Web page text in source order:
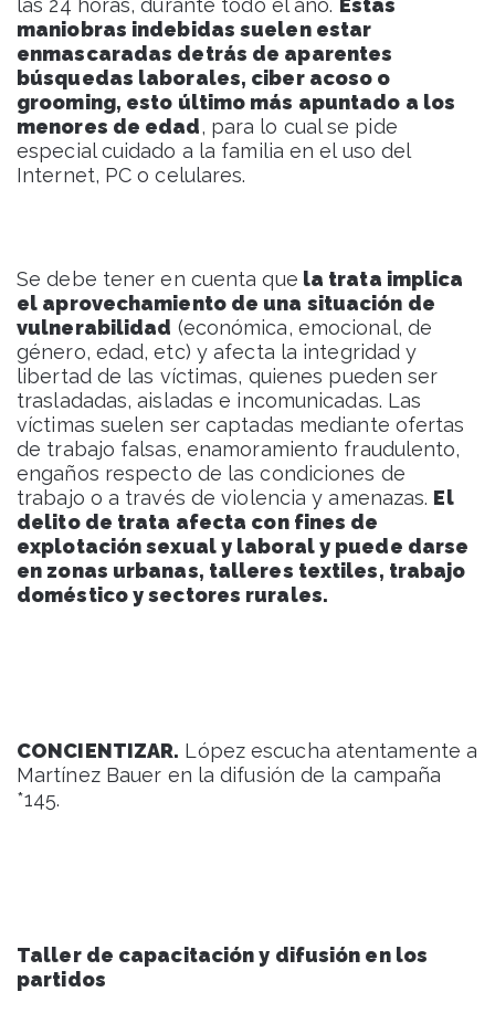
las 24 horas, durante todo el año. Estas
maniobras indebidas suelen estar
enmascaradas detrás de aparentes
búsquedas laborales, ciber acoso o
grooming, esto último más apuntado a los
menores de edad, para lo cual se pide
especial cuidado a la familia en el uso del
Internet, PC o celulares.
Se debe tener en cuenta que la trata implica
el aprovechamiento de una situación de
vulnerabilidad (económica, emocional, de
género, edad, etc) y afecta la integridad y
libertad de las víctimas, quienes pueden ser
trasladadas, aisladas e incomunicadas. Las
víctimas suelen ser captadas mediante ofertas
de trabajo falsas, enamoramiento fraudulento,
engaños respecto de las condiciones de
trabajo o a través de violencia y amenazas. El
delito de trata afecta con fines de
explotación sexual y laboral y puede darse
en zonas urbanas, talleres textiles, trabajo
doméstico y sectores rurales.
CONCIENTIZAR. López escucha atentamente a
Martínez Bauer en la difusión de la campaña
*145.
Taller de capacitación y difusión en los
partidos